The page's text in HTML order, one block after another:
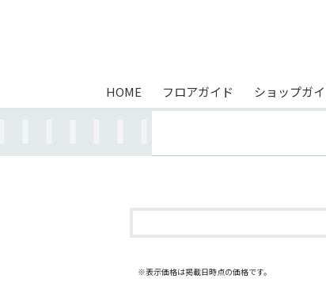
HOME フロアガイド ショップガ
※表示価格は掲載日時点の価格です。